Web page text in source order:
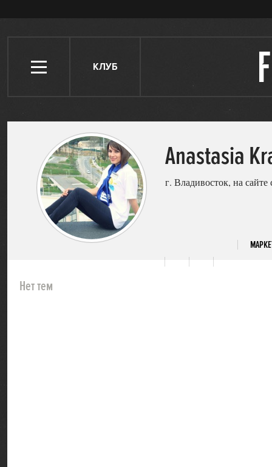
КЛУБ
Anastasia
г. Владивосток, на сайте
Нет тем